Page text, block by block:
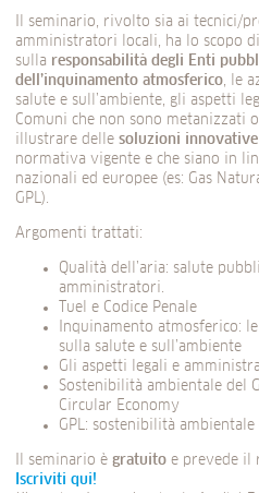
Il seminario, rivolto sia ai tecnici/
amministratori locali, ha lo scopo
sulla responsabilità degli Enti
dell’inquinamento atmosferico, le
salute e sull’ambiente, gli aspetti
Comuni che non sono metanizzati
illustrare delle soluzioni
normativa vigente e che siano in
nazionali ed europee (es: Gas
GPL).
Argomenti trattati:
Qualità dell’aria: salute
amministratori.
Tuel e Codice Penale
Inquinamento atmosferico:
sulla salute e sull’ambiente
Gli aspetti legali e
Sostenibilità ambientale del
Circular Economy
GPL: sostenibilità ambientale
Il seminario è gratuito e prevede il
Iscriviti qui!